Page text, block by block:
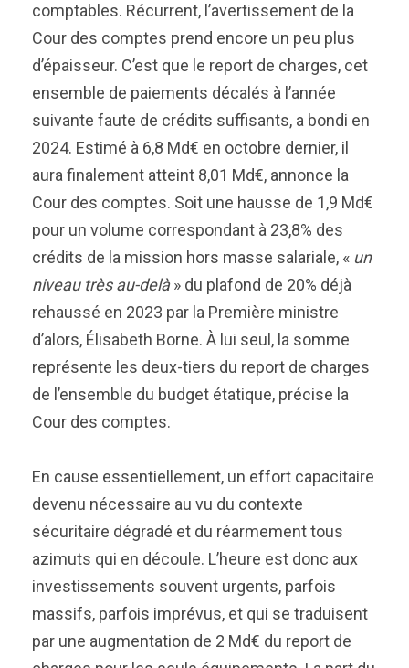
comptables. Récurrent, l’avertissement de la
Cour des comptes prend encore un peu plus
d’épaisseur. C’est que le report de charges, cet
ensemble de paiements décalés à l’année
suivante faute de crédits suffisants, a bondi en
2024. Estimé à 6,8 Md€ en octobre dernier, il
aura finalement atteint 8,01 Md€, annonce la
Cour des comptes. Soit une hausse de 1,9 Md€
pour un volume correspondant à 23,8% des
crédits de la mission hors masse salariale, « un
niveau très au-delà» du plafond de 20% déjà
rehaussé en 2023 par la Première ministre
d’alors, Élisabeth Borne. À lui seul, la somme
représente les deux-tiers du report de charges
de l’ensemble du budget étatique, précise la
Cour des comptes.
En cause essentiellement, un effort capacitaire
devenu nécessaire au vu du contexte
sécuritaire dégradé et du réarmement tous
azimuts qui en découle. L’heure est donc aux
investissements souvent urgents, parfois
massifs, parfois imprévus, et qui se traduisent
par une augmentation de 2 Md€ du report de